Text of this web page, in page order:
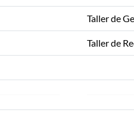
Taller de
Taller de